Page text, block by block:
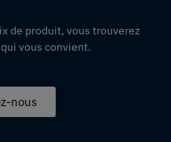
de produit, vous trouverez
vous convient.
nous